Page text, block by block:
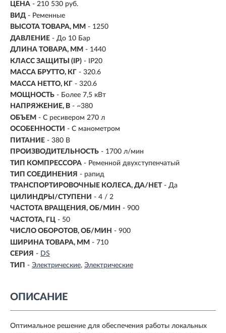
ЦЕНА - 210 530 руб.
ВИД - Ременные
ВЫСОТА ТОВАРА, ММ - 1250
ДАВЛЕНИЕ - До 10 Бар
ДЛИНА ТОВАРА, ММ - 1440
КЛАСС ЗАЩИТЫ (IP) - IP20
МАССА БРУТТО, КГ - 320.6
МАССА НЕТТО, КГ - 320.6
МОЩНОСТЬ - Более 7,5 кВт
НАПРЯЖЕНИЕ, В - ~380
ОБЪЕМ - С ресивером 270 л
ОСОБЕННОСТИ - С манометром
ПИТАНИЕ - 380 В
ПРОИЗВОДИТЕЛЬНОСТЬ - 1700 л/мин
ТИП КОМПРЕССОРА - Ременной двухступенчатый
ТИП СОЕДИНЕНИЯ - рапид
ТРАНСПОРТИРОВОЧНЫЕ КОЛЕСА, ДА/НЕТ - Да
ЦИЛИНДРЫ/СТУПЕНИ - 4 / 2
ЧАСТОТА ВРАЩЕНИЯ, ОБ/МИН - 900
ЧАСТОТА, ГЦ - 50
ЧИСЛО ОБОРОТОВ, ОБ/МИН - 900
ШИРИНА ТОВАРА, ММ - 710
СЕРИЯ - DS
ТИП - Электрические Электрические
ОПИСАНИЕ
Оптимальное решение для обеспечения работы локальных